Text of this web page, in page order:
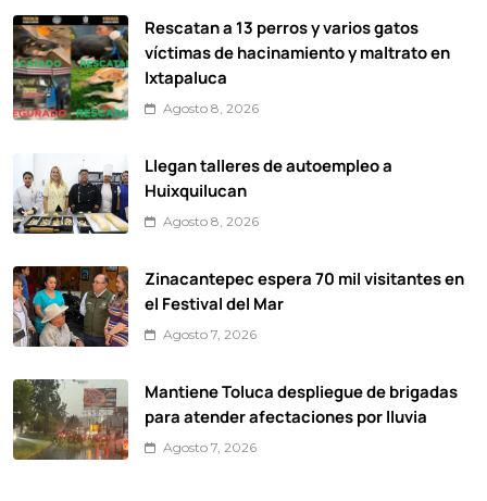
Rescatan a 13 perros y varios gatos
víctimas de hacinamiento y maltrato en
Ixtapaluca
Agosto 8, 2026
Llegan talleres de autoempleo a
Huixquilucan
Agosto 8, 2026
Zinacantepec espera 70 mil visitantes en
el Festival del Mar
Agosto 7, 2026
Mantiene Toluca despliegue de brigadas
para atender afectaciones por lluvia
Agosto 7, 2026